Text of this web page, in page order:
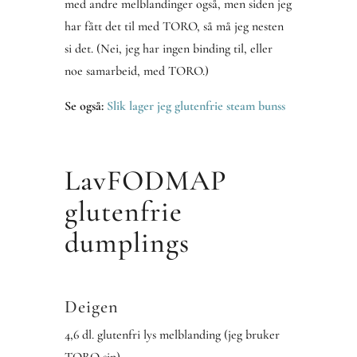
med andre melblandinger også, men siden jeg
har fått det til med TORO, så må jeg nesten
si det. (Nei, jeg har ingen binding til, eller
noe samarbeid, med TORO.)
Se også: Slik lager jeg glutenfrie steam bunss
LavFODMAP
glutenfrie
dumplings
Deigen
4,6 dl. glutenfri lys melblanding (jeg bruker